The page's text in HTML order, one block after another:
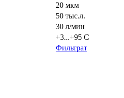
20 мкм
50 тыс.л.
30 л/мин
+3...+95 С
Фильтрат